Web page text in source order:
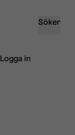
Söker
Logga in